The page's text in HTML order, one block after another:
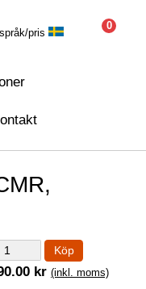
0
pris
Köp
kr (inkl. moms)